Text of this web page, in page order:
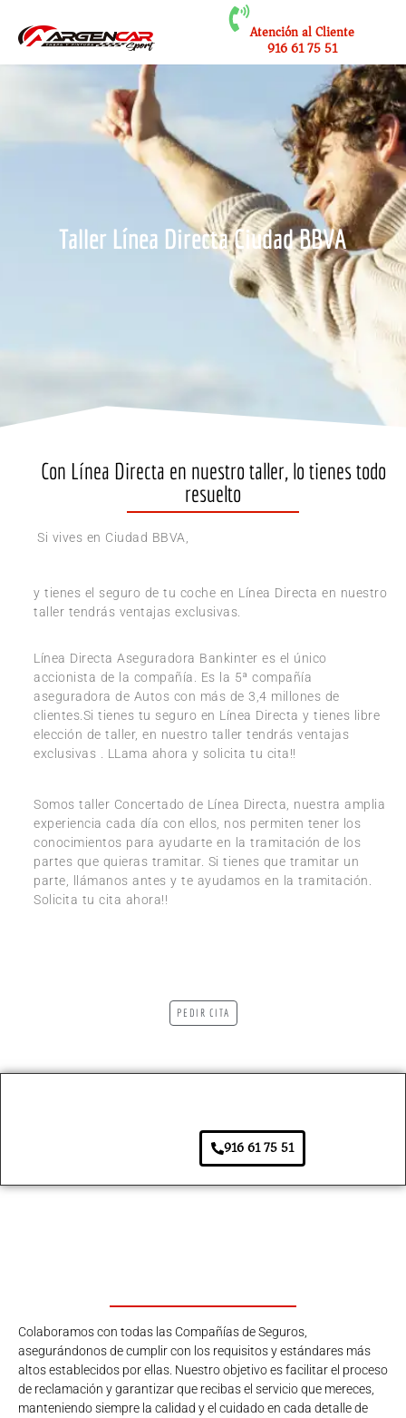
Atención al Cliente
916 61 75 51
Taller Línea Directa Ciudad BBVA
Con Línea Directa en nuestro taller, lo tienes todo
resuelto
Si vives en Ciudad BBVA,
y tienes el seguro de tu coche en Línea Directa en nuestro
taller tendrás ventajas exclusivas.
Línea Directa Aseguradora Bankinter es el único
accionista de la compañía. Es la 5ª compañía
aseguradora de Autos con más de 3,4 millones de
clientes.Si tienes tu seguro en Línea Directa y tienes libre
elección de taller, en nuestro taller tendrás ventajas
exclusivas . LLama ahora y solicita tu cita!!
Somos taller Concertado de Línea Directa, nuestra amplia
experiencia cada día con ellos, nos permiten tener los
conocimientos para ayudarte en la tramitación de los
partes que quieras tramitar. Si tienes que tramitar un
parte, llámanos antes y te ayudamos en la tramitación.
Solicita tu cita ahora!!
PEDIR CITA
916 61 75 51
Colaboramos con todas las Compañías de Seguros,
asegurándonos de cumplir con los requisitos y estándares más
altos establecidos por ellas. Nuestro objetivo es facilitar el proceso
de reclamación y garantizar que recibas el servicio que mereces,
manteniendo siempre la calidad y el cuidado en cada detalle de